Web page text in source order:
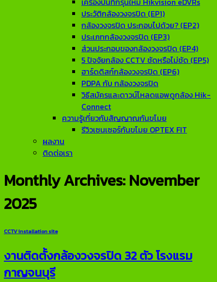
ประวัติกล้องวงจรปิด (EP1)
กล้องวงจรปิด ประกอบไปด้วย? (EP2)
ประเภทกล้องวงจรปิด (EP3)
ส่วนประกอบของกล้องวงจรปิด (EP4)
5 ปัจจัยกล้อง CCTV ชัดหรือไม่ชัด (EP5)
ฮาร์ดดิสก์กล้องวงจรปิด (EP6)
PDPA กับ กล้องวงจรปิด
วิธีสมัครและดาวน์โหลดแอพดูกล้อง Hik-
Connect
ความรู้เกี่ยวกับสัญญาณกันขโมย
รีวิวเซนเซอร์กันขโมย OPTEX FIT
ผลงาน
ติดต่อเรา
Monthly Archives:November
2025
CCTV installation site
งานติดตั้งกล้องวงจรปิด 32 ตัว โรงแรม
กาญจนบุรี